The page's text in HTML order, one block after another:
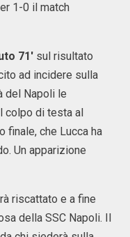
1-0 il match
71' sul risultato
ad incidere sulla
del Napoli le
colpo di testa al
finale, che Lucca ha
Un apparizione
riscattato e a fine
della SSC Napoli. Il